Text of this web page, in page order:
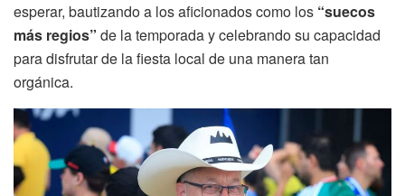
esperar, bautizando a los aficionados como los “suecos
más regios” de la temporada y celebrando su capacidad
para disfrutar de la fiesta local de una manera tan
orgánica.